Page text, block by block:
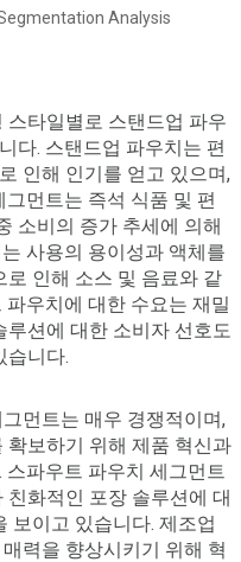
Analysis
타일별로 스탠드업 파우
다. 스탠드업 파우치는 편
인해 인기를 얻고 있으며,
먼트는 즉석 식품 및 편
소비의 증가 추세에 의해
사용의 용이성과 액체를
인해 소스 및 음료와 같
우치에 대한 수요는 재밀
션에 대한 소비자 선호도
습니다.
먼트는 매우 경쟁적이며,
확보하기 위해 제품 혁신과
파우트 파우치 세그먼트
화적인 포장 솔루션에 대
보이고 있습니다. 제조업
력을 향상시키기 위해 혁